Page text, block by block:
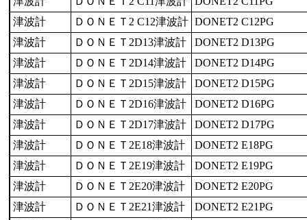
津波計
ＤＯＮＥＴ2 C12津波計 DONET2 C12PG
津波計
ＤＯＮＥＴ2D13津波計
DONET2 D13PG
津波計
ＤＯＮＥＴ2D14津波計
DONET2 D14PG
津波計
ＤＯＮＥＴ2D15津波計
DONET2 D15PG
津波計
ＤＯＮＥＴ2D16津波計
DONET2 D16PG
津波計
ＤＯＮＥＴ2D17津波計
DONET2 D17PG
津波計
ＤＯＮＥＴ2E18津波計
DONET2 E18PG
津波計
ＤＯＮＥＴ2E19津波計
DONET2 E19PG
津波計
ＤＯＮＥＴ2E20津波計
DONET2 E20PG
津波計
ＤＯＮＥＴ2E21津波計
DONET2 E21PG